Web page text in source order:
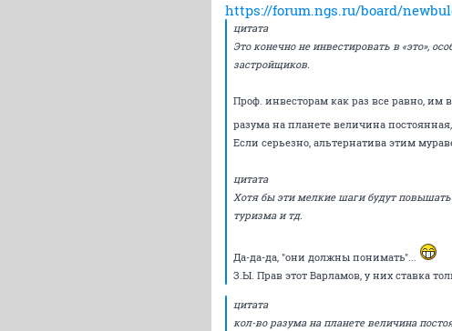
https://forum.ngs.ru/board/
цитата
Это конечно не инвестировать в «это»,
застройщиков.
Проф. инвесторам как раз все равно, им
разума на планете величина
Если серьезно, альтернатива этим
цитата
Хотя бы эти мелкие шаги будут повышать
туризма и тд.
Да-да-да, "они должны понимать"...
З.Ы. Прав этот Варламов, у них ставка
цитата
кол-во разума на планете величина